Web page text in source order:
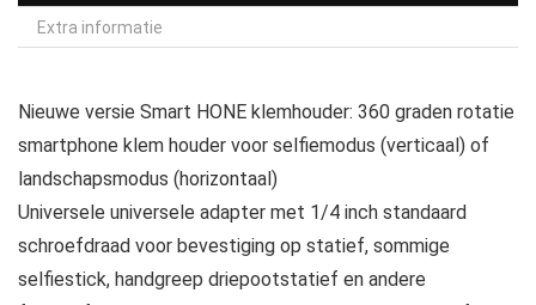
Extra informatie
Nieuwe versie Smart HONE klemhouder: 360 graden rotatie
smartphone klem houder voor selfiemodus (verticaal) of
landschapsmodus (horizontaal)
Universele universele adapter met 1/4 inch standaard
schroefdraad voor bevestiging op statief, sommige
selfiestick, handgreep driepootstatief en andere